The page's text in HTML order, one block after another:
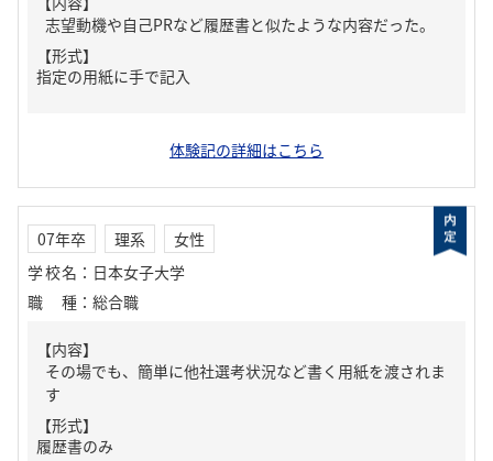
志望動機や自己PRなど履歴書と似たような内容だった。
【形式】
指定の用紙に手で記入
体験記の詳細はこちら
07年卒 理系
女性
学校名 ： 日本女子大学
職種 ： 総合職
【内容】
その場でも、簡単に他社選考状況など書く用紙を渡されま
す
【形式】
履歴書のみ